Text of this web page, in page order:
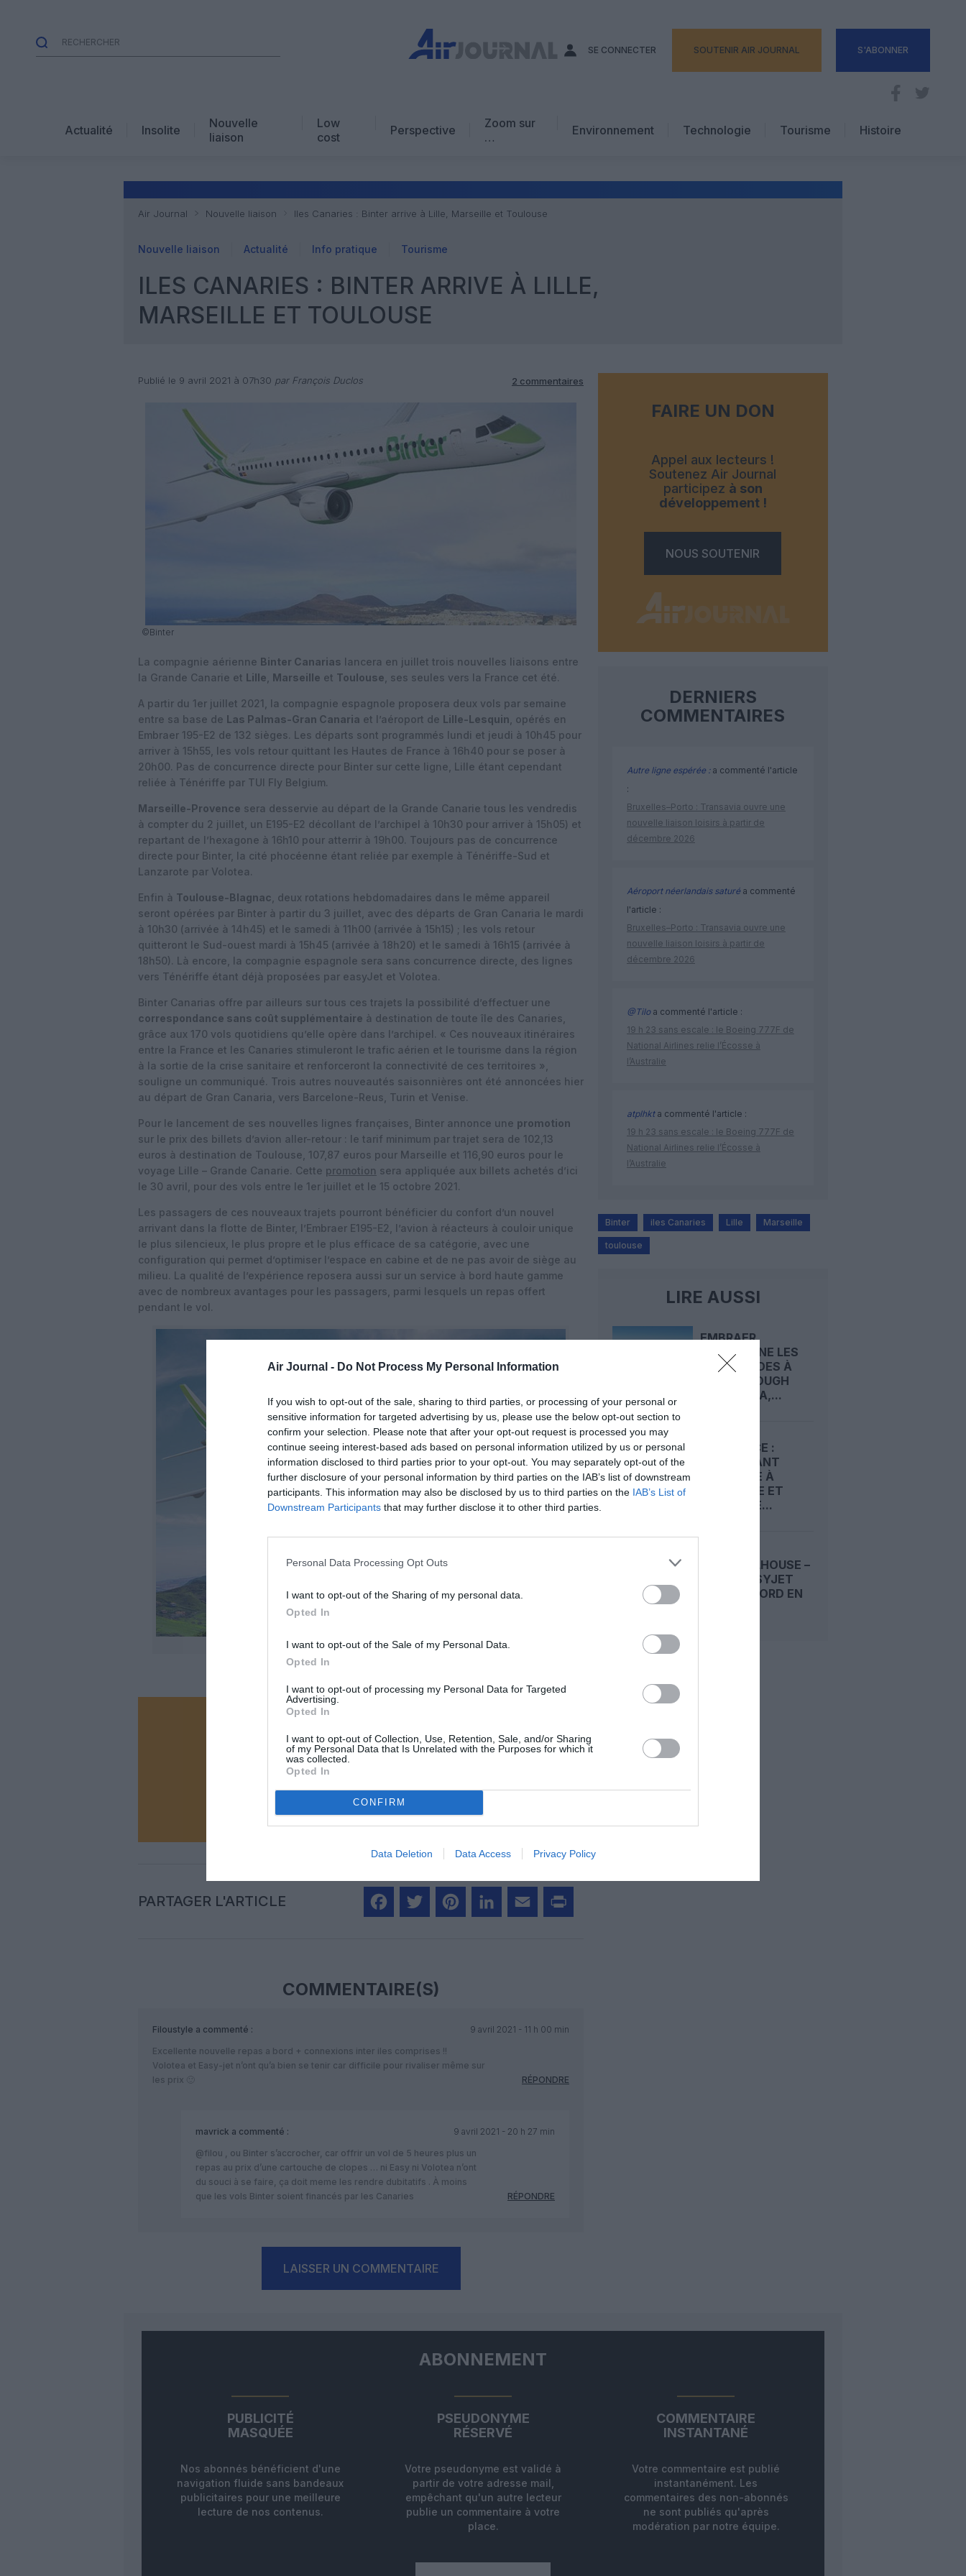
Air Journal - Do Not Process My Personal Information
If you wish to opt-out of the sale, sharing to third parties, or processing of your personal or
sensitive information for targeted advertising by us, please use the below opt-out section to
confirm your selection. Please note that after your opt-out request is processed you may
continue seeing interest-based ads based on personal information utilized by us or personal
information disclosed to third parties prior to your opt-out. You may separately opt-out of the
further disclosure of your personal information by third parties on the IAB’s list of downstream
participants. This information may also be disclosed by us to third parties on the IAB’s List of
Downstream Participants that may further disclose it to other third parties.
Personal Data Processing Opt Outs
I want to opt-out of the Sharing of my personal data.
Opted In
I want to opt-out of the Sale of my Personal Data.
Opted In
I want to opt-out of processing my Personal Data for Targeted
Advertising.
Opted In
I want to opt-out of Collection, Use, Retention, Sale, and/or Sharing
of my Personal Data that Is Unrelated with the Purposes for which it
was collected.
Opted In
CONFIRM
Data Deletion Data Access Privacy Policy
SE CONNECTER SOUTENIR AIR JOURNAL S'ABONNER
Actualité Insolite
Nouvelle
liaison
Low
cost
Perspective
Zoom sur
…
Avis d’expert
Environnement Technologie
Tourisme
Hôtellerie
Histoire
Air Journal Nouvelle liaison Iles Canaries : Binter arrive à Lille, Marseille et Toulouse
Nouvelle liaison Actualité Info pratique Tourisme
ILES CANARIES : BINTER ARRIVE À LILLE,
MARSEILLE ET TOULOUSE
Publié le 9 avril 2021 à 07h30 par François Duclos 2 commentaires
©Binter
La compagnie aérienne Binter Canarias lancera en juillet trois nouvelles liaisons entre
la Grande Canarie et Lille Marseille et Toulouse , ses seules vers la France cet été.
A partir du 1er juillet 2021, la compagnie espagnole proposera deux vols par semaine
entre sa base de Las Palmas-Gran Canaria et l’aéroport de Lille-Lesquin , opérés en
Embraer 195-E2 de 132 sièges. Les départs sont programmés lundi et jeudi à 10h45 pour
arriver à 15h55, les vols retour quittant les Hautes de France à 16h40 pour se poser à
20h00. Pas de concurrence directe pour Binter sur cette ligne, Lille étant cependant
reliée à Ténériffe par TUI Fly Belgium.
Marseille-Provence sera desservie au départ de la Grande Canarie tous les vendredis
à compter du 2 juillet, un E195-E2 décollant de l’archipel à 10h30 pour arriver à 15h05) et
repartant de l’hexagone à 16h10 pour atterrir à 19h00. Toujours pas de concurrence
directe pour Binter, la cité phocéenne étant reliée par exemple à Ténériffe-Sud et
Lanzarote par Volotea.
Enfin à Toulouse-Blagnac , deux rotations hebdomadaires dans le même appareil
seront opérées par Binter à partir du 3 juillet, avec des départs de Gran Canaria le mardi
à 10h30 (arrivée à 14h45) et le samedi à 11h00 (arrivée à 15h15) ; les vols retour
quitteront le Sud-ouest mardi à 15h45 (arrivée à 18h20) et le samedi à 16h15 (arrivée à
18h50). Là encore, la compagnie espagnole sera sans concurrence directe, des lignes
vers Ténériffe étant déjà proposées par easyJet et Volotea.
Binter Canarias offre par ailleurs sur tous ces trajets la possibilité d’effectuer une
correspondance sans coût supplémentaire à destination de toute île des Canaries,
grâce aux 170 vols quotidiens qu’elle opère dans l’archipel. « Ces nouveaux itinéraires
entre la France et les Canaries stimuleront le trafic aérien et le tourisme dans la région
à la sortie de la crise sanitaire et renforceront la connectivité de ces territoires »,
souligne un communiqué. Trois autres nouveautés saisonnières ont été annoncées hier
au départ de Gran Canaria, vers Barcelone-Reus, Turin et Venise.
Pour le lancement de ses nouvelles lignes françaises, Binter annonce une promotion
sur le prix des billets d’avion aller-retour : le tarif minimum par trajet sera de 102,13
euros à destination de Toulouse, 107,87 euros pour Marseille et 116,90 euros pour le
voyage Lille – Grande Canarie. Cette promotion sera appliquée aux billets achetés d’ici
le 30 avril, pour des vols entre le 1er juillet et le 15 octobre 2021.
Les passagers de ces nouveaux trajets pourront bénéficier du confort d’un nouvel
arrivant dans la flotte de Binter, l’Embraer E195-E2, l’avion à réacteurs à couloir unique
le plus silencieux, le plus propre et le plus efficace de sa catégorie, avec une
configuration qui permet d’optimiser l’espace en cabine et de ne pas avoir de siège au
milieu. La qualité de l’expérience reposera aussi sur un service à bord haute gamme
avec de nombreux avantages pour les passagers, parmi lesquels un repas offert
pendant le vol.
©Embraer
Soutenez-nous, faites un don !
NOUS SOUTENIR
PARTAGER L'ARTICLE
COMMENTAIRE(S)
Filoustyle a commenté :
9 avril 2021 - 11 h 00 min
Excellente nouvelle repas a bord + connexions inter iles comprises !!
Volotea et Easy-jet n’ont qu’a bien se tenir car difficile pour rivaliser même sur
les prix 🙂
RÉPONDRE
mavrick a commenté :
9 avril 2021 - 20 h 27 min
@filou , ou Binter s’accrocher, car offrir un vol de 5 heures plus un
repas au prix d’une cartouche de clopes … ni Easy ni Volotea n’ont
du souci à se faire, ça doit meme les rendre dubitatifs . À moins
que les vols Binter soient financés par les Canaries
RÉPONDRE
LAISSER UN COMMENTAIRE
FAIRE UN DON
Appel aux lecteurs !
Soutenez Air Journal
participez à son
développement !
NOUS SOUTENIR
DERNIERS
COMMENTAIRES
Autre ligne espérée :a commenté l'article
:
Bruxelles–Porto : Transavia ouvre une
nouvelle liaison loisirs à partir de
décembre 2026
Aéroport néerlandais saturéa commenté
l'article :
Bruxelles–Porto : Transavia ouvre une
nouvelle liaison loisirs à partir de
décembre 2026
@Tiloa commenté l'article :
19 h 23 sans escale : le Boeing 777F de
National Airlines relie l’Écosse à
l’Australie
atplhkta commenté l'article :
19 h 23 sans escale : le Boeing 777F de
National Airlines relie l’Écosse à
l’Australie
Binter iles Canaries Lille Marseille
toulouse
LIRE AUSSI
EMBRAER
ADDITIONNE LES
COMMANDES À
FARNBOROUGH
AVEC ABRA,...
AIR FRANCE :
RESTAURANT
ÉPHÉMÈRE À
MARSEILLE ET
NOUVELLE...
BÂLE-MULHOUSE –
LILLE : EASYJET
RELIE LE NORD EN
ABONNEMENT
PUBLICITÉ
MASQUÉE
Nos abonnés bénéficient d'une
navigation fluide sans bandeaux
publicitaires pour une meilleure
lecture de nos contenus.
PSEUDONYME
RÉSERVÉ
Votre pseudonyme est validé à
partir de votre adresse mail,
empêchant qu'un autre lecteur
publie un commentaire à votre
place.
COMMENTAIRE
INSTANTANÉ
Votre commentaire est publié
instantanément. Les
commentaires des non-abonnés
ne sont publiés qu'après
modération par notre équipe.